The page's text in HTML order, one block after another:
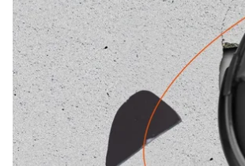
А втім, саме завдяки цій
біса очевидних речей: